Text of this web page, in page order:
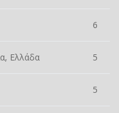
6
Ελλάδα 5
5